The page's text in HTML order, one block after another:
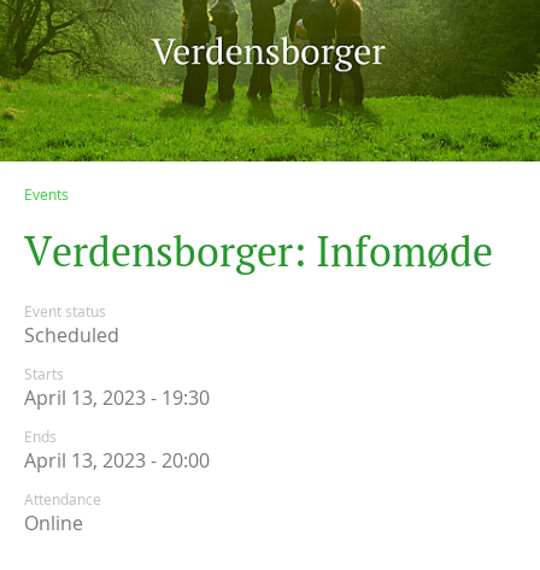
Events
Verdensborger: Infomøde
Event status
Scheduled
Starts
April 13, 2023 - 19:30
Ends
April 13, 2023 - 20:00
Attendance
Online